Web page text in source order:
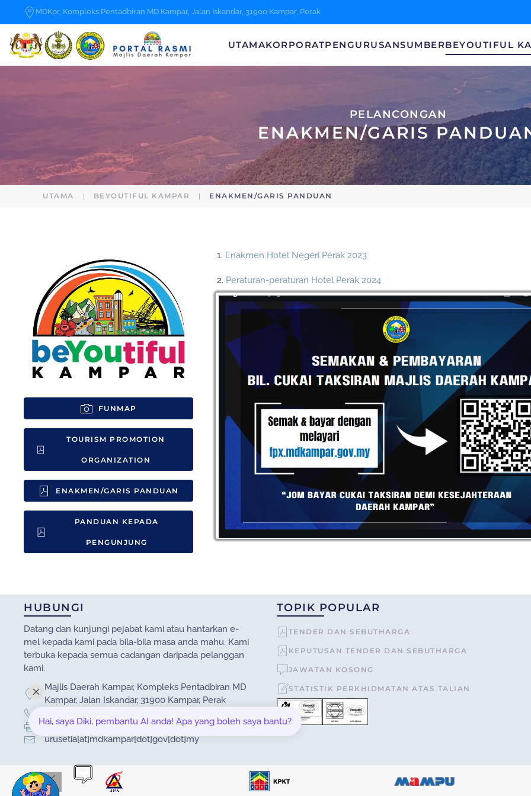
Skip to main content
MDKpr, Kompleks Pentadbiran MD Kampar, Jalan Iskandar, 31900 Kampar, Perak
UTAMAKORPORATPENGURUSANSUMBERBEYOUTIFUL
PELANCONGAN
ENAKMEN/GARIS
UTAMA BEYOUTIFUL KAMPAR ENAKMEN/GARIS PANDUAN
FUNMAP
TOURISM PROMOTION
ORGANIZATION
ENAKMEN/GARIS PANDUAN
PANDUAN KEPADA
PENGUNJUNG
1. Enakmen Hotel Negeri Perak 2023
2. Peraturan-peraturan Hotel Perak 2024
2.1 Pelaksanaan Caj Perkhidmatan Tempatan (CPT)
2.1.1
Carta Alir CPT
2.1.2
Slaid CPT
2.1.3
Borang CPT1
2.1.4
Borang CPT2
2.1.5
Notis Caj Perkhidmatan Tempatan
Garis Panduan Riadah dan Sukan Air Daerah Kampar
4.Panduan Ekopelancongan Sihat & Selamat (Jabatan Kesihatan Negeri
HUBUNGI
Datang dan kunjungi pejabat kami atau hantarkan e-
mel kepada kami pada bila-bila masa anda mahu. Kami
terbuka kepada semua cadangan daripada pelanggan
kami.
Majlis Daerah Kampar, Kompleks Pentadbiran MD
Kampar, Jalan Iskandar, 31900 Kampar, Perak
05-4671040
urusetia[at]mdkampar[dot]gov[dot]my
TOPIK POPULAR
TENDER DAN SEBUTHARGA
KEPUTUSAN TENDER DAN SEBUTHARGA
JAWATAN KOSONG
STATISTIK PERKHIDMATAN ATAS TALIAN
Hai, saya Diki, pembantu AI anda! Apa yang boleh saya bantu?